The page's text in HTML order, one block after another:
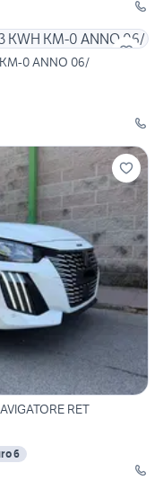
KM-0 ANNO 06/
RET
6